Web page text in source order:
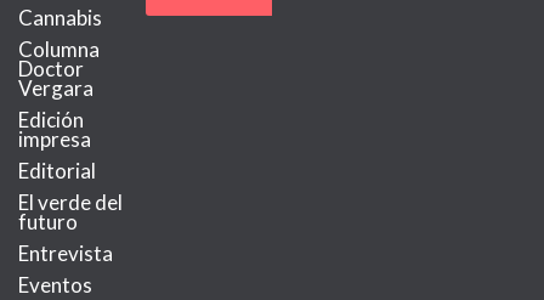
Cannabis
Columna
Doctor
Vergara
Edición
impresa
Editorial
El verde del
futuro
Entrevista
Eventos